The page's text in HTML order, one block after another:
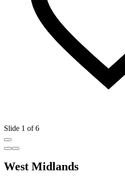
Slide 1 of 6
West Midlands